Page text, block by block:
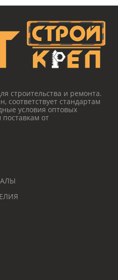
строительства и ремонта.
соответствует стандартам
условия оптовых
от